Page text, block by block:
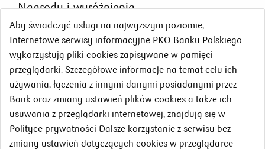
Aby świadczyć usługi na najwyższym poziomie,
Internetowe serwisy informacyjne PKO Banku Polskiego
wykorzystują pliki cookies zapisywane w pamięci
przeglądarki. Szczegółowe informacje na temat celu ich
używania, łączenia z innymi danymi posiadanymi przez
Bank oraz zmiany ustawień plików cookies a także ich
usuwania z przeglądarki internetowej, znajdują się w
Polityce prywatności Dalsze korzystanie z serwisu bez
zmiany ustawień dotyczących cookies w przeglądarce
Nagrodyi wyróżnienia